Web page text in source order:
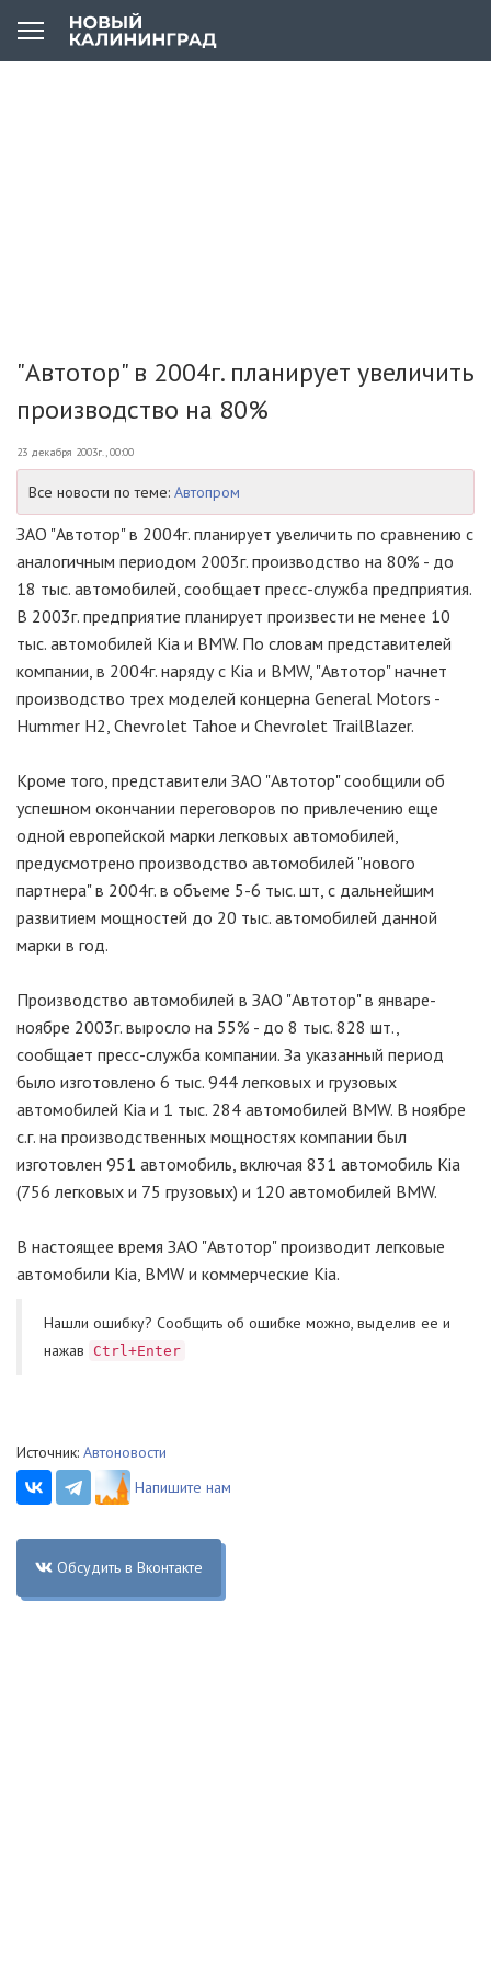
"Автотор" в 2004г. планирует увеличить
производство на 80%
23 декабря 2003г., 00:00
Все новости по теме: Автопром
ЗАО "Автотор" в 2004г. планирует увеличить по сравнению с
аналогичным периодом 2003г. производство на 80% - до
18 тыс. автомобилей, сообщает пресс-служба предприятия.
В 2003г. предприятие планирует произвести не менее 10
тыс. автомобилей Kia и BMW. По словам представителей
компании, в 2004г. наряду с Kia и BMW, "Автотор" начнет
производство трех моделей концерна General Motors -
Hummer H2, Chevrolet Tahoe и Chevrolet TrailBlazer.
Кроме того, представители ЗАО "Автотор" сообщили об
успешном окончании переговоров по привлечению еще
одной европейской марки легковых автомобилей,
предусмотрено производство автомобилей "нового
партнера" в 2004г. в объеме 5-6 тыс. шт, с дальнейшим
развитием мощностей до 20 тыс. автомобилей данной
марки в год.
Производство автомобилей в ЗАО "Автотор" в январе-
ноябре 2003г. выросло на 55% - до 8 тыс. 828 шт.,
сообщает пресс-служба компании. За указанный период
было изготовлено 6 тыс. 944 легковых и грузовых
автомобилей Kia и 1 тыс. 284 автомобилей BMW. В ноябре
с.г. на производственных мощностях компании был
изготовлен 951 автомобиль, включая 831 автомобиль Kia
(756 легковых и 75 грузовых) и 120 автомобилей BMW.
В настоящее время ЗАО "Автотор" производит легковые
автомобили Kia, BMW и коммерческие Kia.
Нашли ошибку? Cообщить об ошибке можно, выделив ее и
нажав
Ctrl+Enter
Источник: Автоновости
Напишите нам
Обсудить в Вконтакте